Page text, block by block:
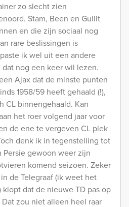
zo slecht zien
Stam, Been en Gullit
en die zijn sociaal nog
rare beslissingen is
ik wel uit een andere
nog een keer wil lezen.
Ajax dat de minste punten
1958/59 heeft gehaald (!),
CL binnengehaald. Kan
het roer volgend jaar voor
de ene te vergeven CL plek
denk ik in tegenstelling tot
Persie gewoon weer zijn
komend seizoen. Zeker
de Telegraaf (ik weet het
klopt dat de nieuwe TD pas op
zou niet alleen heel raar